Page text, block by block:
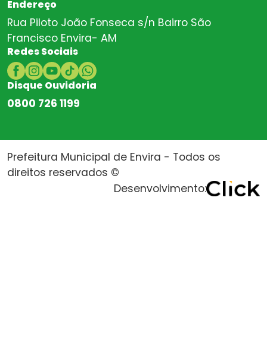
Endereço
Rua Piloto João Fonseca s/n Bairro São
Francisco Envira- AM
Redes Sociais
Disque Ouvidoria
0800 726 1199
Prefeitura Municipal de Envira - Todos os
direitos reservados ©
Desenvolvimento: